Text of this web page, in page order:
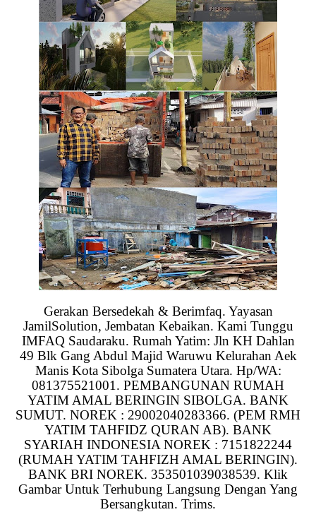
Gerakan Bersedekah & Berimfaq. Yayasan
JamilSolution, Jembatan Kebaikan. Kami Tunggu
IMFAQ Saudaraku. Rumah Yatim: Jln KH Dahlan
49 Blk Gang Abdul Majid Waruwu Kelurahan Aek
Manis Kota Sibolga Sumatera Utara. Hp/WA:
081375521001. PEMBANGUNAN RUMAH
YATIM AMAL BERINGIN SIBOLGA. BANK
SUMUT. NOREK : 29002040283366. (PEM RMH
YATIM TAHFIDZ QURAN AB). BANK
SYARIAH INDONESIA NOREK : 7151822244
(RUMAH YATIM TAHFIZH AMAL BERINGIN).
BANK BRI NOREK. 353501039038539. Klik
Gambar Untuk Terhubung Langsung Dengan Yang
Bersangkutan. Trims.